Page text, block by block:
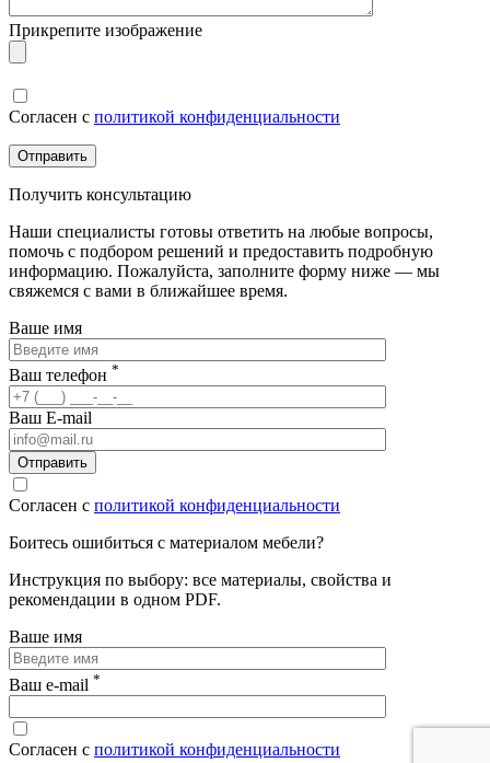
Прикрепите изображение
Согласен с политикой конфиденциальности
Получить консультацию
Наши специалисты готовы ответить на любые вопросы,
помочь с подбором решений и предоставить подробную
информацию. Пожалуйста, заполните форму ниже — мы
свяжемся с вами в ближайшее время.
Ваше имя
Ваш телефон *
Ваш E-mail
Согласен с политикой конфиденциальности
Боитесь ошибиться с материалом мебели?
Инструкция по выбору: все материалы, свойства и
рекомендации в одном PDF.
Ваше имя
Ваш e-mail *
Согласен с политикой конфиденциальности